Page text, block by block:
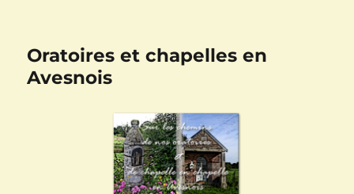
Oratoires et chapelles en
Avesnois